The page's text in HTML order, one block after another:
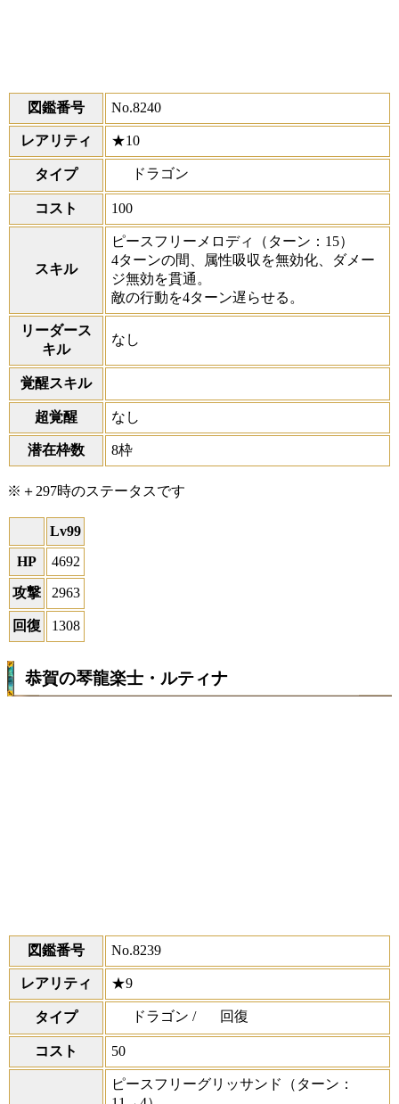
図鑑番号 No.8240
レアリティ ★10
タイプ ドラゴン
コスト 100
スキル
ピースフリーメロディ
（ターン：15）
4ターンの間、属性吸収を無効化、ダメー
ジ無効を貫通。
敵の行動を4ターン遅らせる。
リーダース
キル
なし
覚醒スキル
超覚醒 なし
潜在枠数 8枠
※＋297時のステータスです
Lv99
HP
4692
攻撃 2963
回復 1308
恭賀の琴龍楽士・ルティナ
図鑑番号 No.8239
レアリティ ★9
タイプ ドラゴン / 回復
コスト 50
ピースフリーグリッサンド
（ターン：